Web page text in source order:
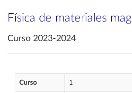
Física de materiales
Curso 2023-2024
Curso 1